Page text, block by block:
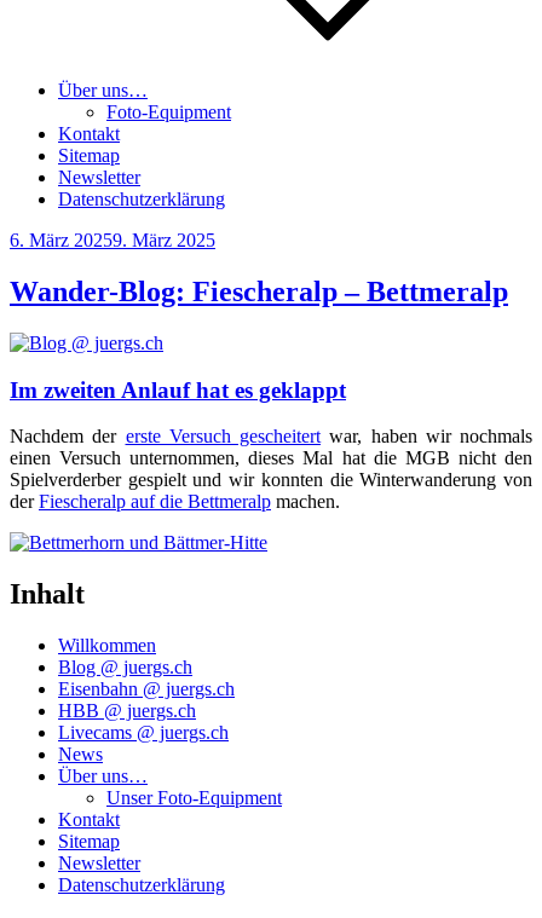
Über uns…
Foto-Equipment
Kontakt
Sitemap
Newsletter
Datenschutzerklärung
Veröffentlicht
6. März 20259. März 2025
Wander-Blog: Fiescheralp – Bettmeralp
Im zweiten Anlauf hat es geklappt
Nach­dem der ers­te Ver­such geschei­tert war, haben wir noch­mals
einen Ver­such unter­nom­men, die­ses Mal hat die MGB nicht den
Spiel­ver­der­ber gespielt und wir konn­ten die Win­ter­wan­de­rung von
derFie­scher­alp auf die Bett­me­r­alp machen.
Inhalt
Willkommen
Blog @ juergs.ch
Eisenbahn @ juergs.ch
HBB @ juergs.ch
Livecams @ juergs.ch
News
Über uns…
Unser Foto-Equipment
Kontakt
Sitemap
Newsletter
Datenschutzerklärung